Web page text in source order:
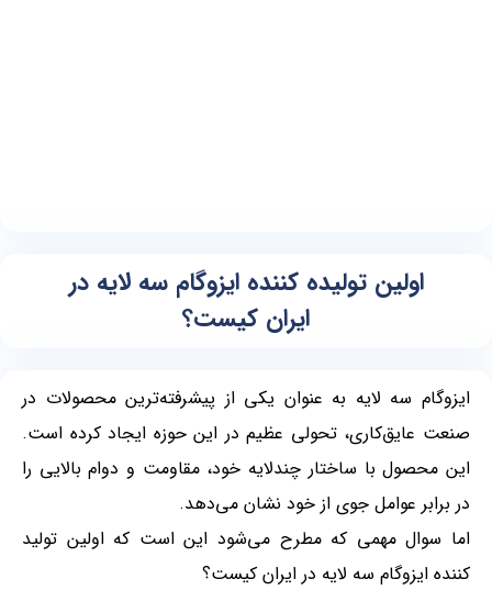
اولین تولیده کننده ایزوگام سه لایه در
ایران کیست؟
ایزوگام سه لایه به عنوان یکی از پیشرفته‌ترین محصولات در
صنعت عایق‌کاری، تحولی عظیم در این حوزه ایجاد کرده است.
این محصول با ساختار چندلایه خود، مقاومت و دوام بالایی را
در برابر عوامل جوی از خود نشان می‌دهد.
اما سوال مهمی که مطرح می‌شود این است که اولین تولید
کننده ایزوگام سه لایه در ایران کیست؟